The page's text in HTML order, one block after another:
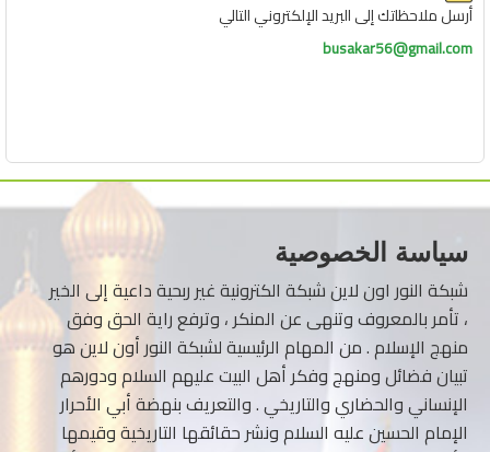
أرسل ملاحظاتك إلى البريد الإلكتروني التالي
busakar56@gmail.com
سياسة الخصوصية
شبكة النور اون لاين شبكة الكترونية غير ربحية داعية إلى الخير
، تأمر بالمعروف وتنهى عن المنكر ، وترفع راية الحق وفق
منهج الإسلام . من المهام الرئيسية لشبكة النور أون لاين هو
تبيان فضائل ومنهج وفكر أهل البيت عليهم السلام ودورهم
الإنساني والحضاري والتاريخي . والتعريف بنهضة أبي الأحرار
الإمام الحسين عليه السلام ونشر حقائقها التاريخية وقيمها